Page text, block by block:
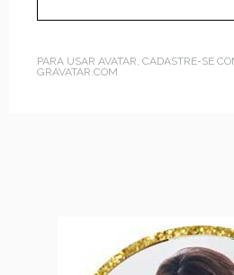
PARA USAR AVATAR, CADASTRE-SE
GRAVATAR.COM